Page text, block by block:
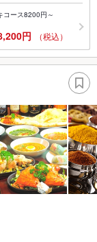
コース8200円～
円 （税込）